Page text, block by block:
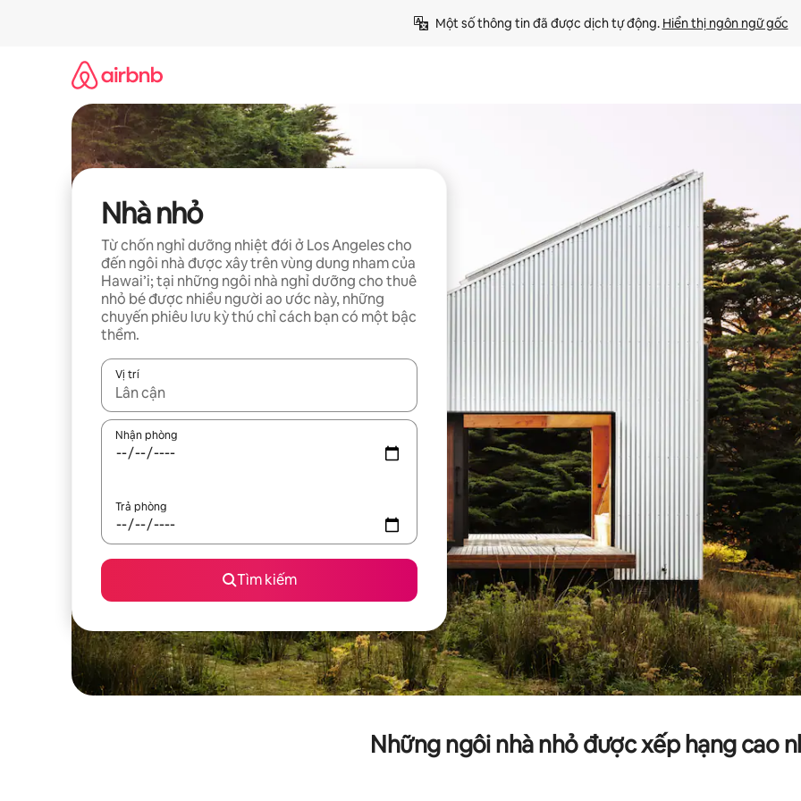
Một số thông tin đã được dịch tự động. Hiển thị ngôn ngữ gốc
Nhà nhỏ
Từ chốn nghỉ dưỡng nhiệt đới ở Los Angeles cho
đến ngôi nhà được xây trên vùng dung nham của
Hawai’i; tại những ngôi nhà nghỉ dưỡng cho thuê
nhỏ bé được nhiều người ao ước này, những
chuyến phiêu lưu kỳ thú chỉ cách bạn có một bậc
thềm.
Vị trí
Khi có kết quả, hãy điều hướng bằng phím mũi tên lên và xuống hoặc khám phá bằng các thao tác chạm hoặc vuốt.
Nhận phòng
Trả phòng
Tìm kiếm
Những ngôi nhà nhỏ được xếp hạng cao